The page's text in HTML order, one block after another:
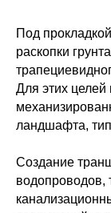
Под
раскопки
Для этих целей
ландшафта,
Создание
водопроводов,